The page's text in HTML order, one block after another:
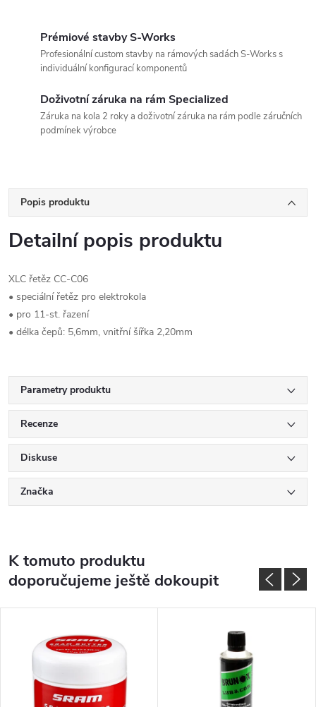
Prémiové stavby S-Works
Profesionální custom stavby na rámových sadách S-Works s
individuální konfigurací komponentů
Doživotní záruka na rám Specialized
Záruka na kola 2 roky a doživotní záruka na rám podle záručních
podmínek výrobce
Popis produktu
Detailní popis produktu
XLC řetěz CC-C06
• speciální řetěz pro elektrokola
• pro 11-st. řazení
• délka čepů: 5,6mm, vnitřní šířka 2,20mm
Parametry produktu
Recenze
Diskuse
Značka
K tomuto produktu
doporučujeme ještě dokoupit